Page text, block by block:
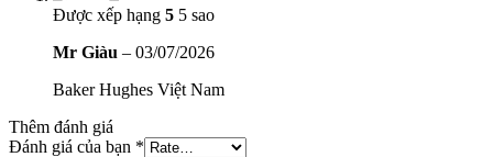
Được xếp hạng 5 5 sao
Mr Giàu – 03/07/2026
Baker Hughes Việt Nam
Thêm đánh giá
Đánh giá của bạn *